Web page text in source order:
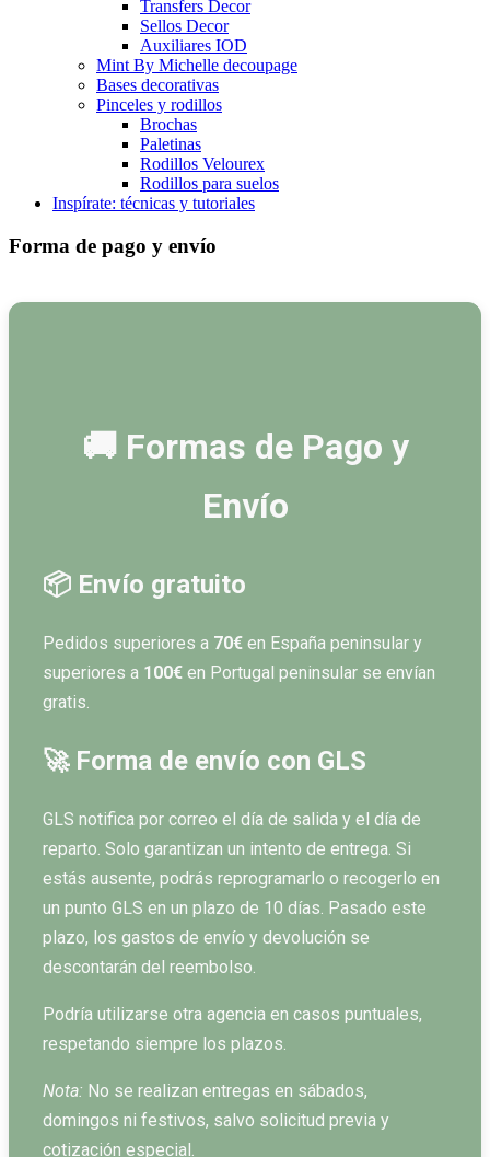
Transfers Decor
Sellos Decor
Auxiliares IOD
Mint By Michelle decoupage
Bases decorativas
Pinceles y rodillos
Brochas
Paletinas
Rodillos Velourex
Rodillos para suelos
Inspírate: técnicas y tutoriales
Forma de pago y envío
🚚 Formas de Pago y
Envío
📦 Envío gratuito
Pedidos superiores a 70€ en España peninsular y
superiores a 100€ en Portugal peninsular se envían
gratis.
🚀 Forma de envío con GLS
GLS notifica por correo el día de salida y el día de
reparto. Solo garantizan un intento de entrega. Si
estás ausente, podrás reprogramarlo o recogerlo en
un punto GLS en un plazo de 10 días. Pasado este
plazo, los gastos de envío y devolución se
descontarán del reembolso.
Podría utilizarse otra agencia en casos puntuales,
respetando siempre los plazos.
Nota: No se realizan entregas en sábados,
domingos ni festivos, salvo solicitud previa y
cotización especial.